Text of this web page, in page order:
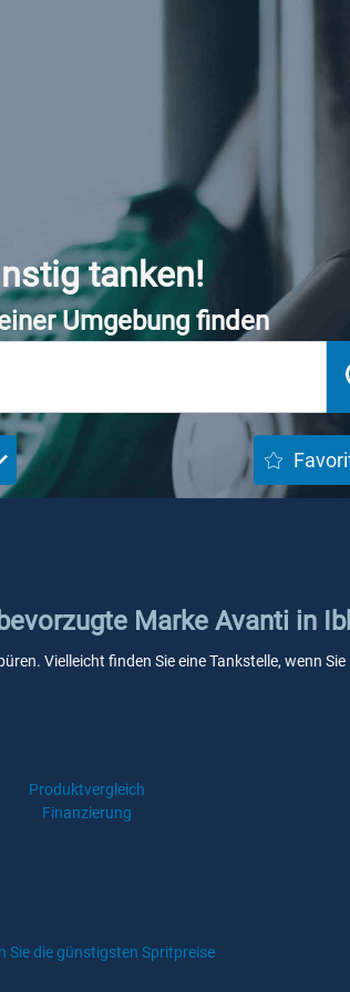
tanken!
Umgebung finden
Marke Avanti in
Vielleicht finden Sie eine Tankstelle, wenn
Produktvergleich
Finanzierung
Sie die günstigsten Spritpreise